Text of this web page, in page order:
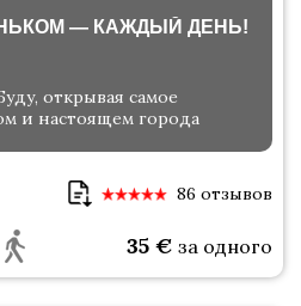
— КАЖДЫЙ ДЕНЬ!
открывая самое
и настоящем города
86 отзывов
35 € за одного